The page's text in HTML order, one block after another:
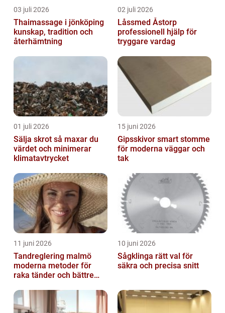
03 juli 2026
Thaimassage i jönköping
kunskap, tradition och
återhämtning
02 juli 2026
Låssmed Åstorp
professionell hjälp för
tryggare vardag
01 juli 2026
Sälja skrot så maxar du
värdet och minimerar
klimatavtrycket
15 juni 2026
Gipsskivor smart stomme
för moderna väggar och
tak
11 juni 2026
Tandreglering malmö
moderna metoder för
raka tänder och bättre
10 juni 2026
Sågklinga rätt val för
säkra och precisa snitt